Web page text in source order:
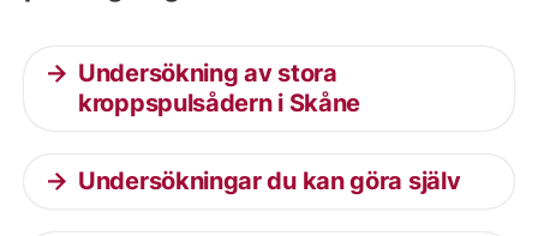
Undersökning av stora
kroppspulsådern i Skåne
Undersökningar du kan göra själv